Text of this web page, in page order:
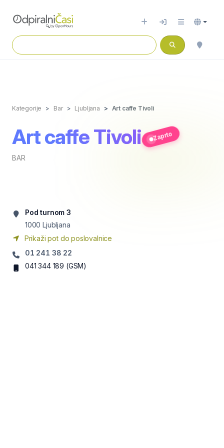
Kategorije Bar Ljubljana Art caffe Tivoli
Art caffe Tivoli
BAR
Zaprto
Pod turnom 3
1000 Ljubljana
Prikaži pot do poslovalnice
01 241 38 22
041 344 189 (GSM)